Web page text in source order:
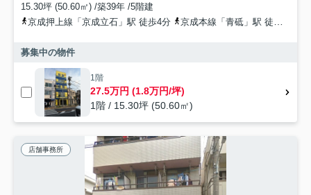
15.30坪 (50.60㎡) /築39年 /5階建
京成押上線「京成立石」駅 徒歩4分
京成本線「青砥」駅 徒歩15分
募集中の物件
1階
27.5万円 (1.8万円/坪)
1階 / 15.30坪 (50.60㎡)
店舗事務所